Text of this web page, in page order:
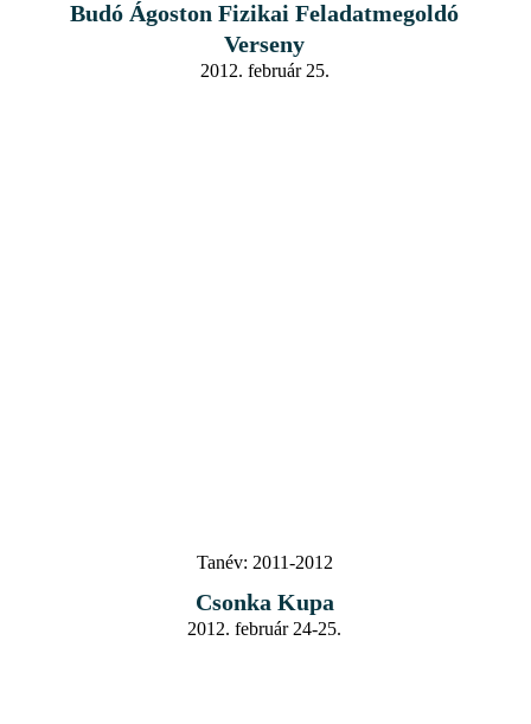
Budó Ágoston Fizikai Feladatmegoldó
Verseny
2012. február 25.
Tanév: 2011-2012
Csonka Kupa
2012. február 24-25.